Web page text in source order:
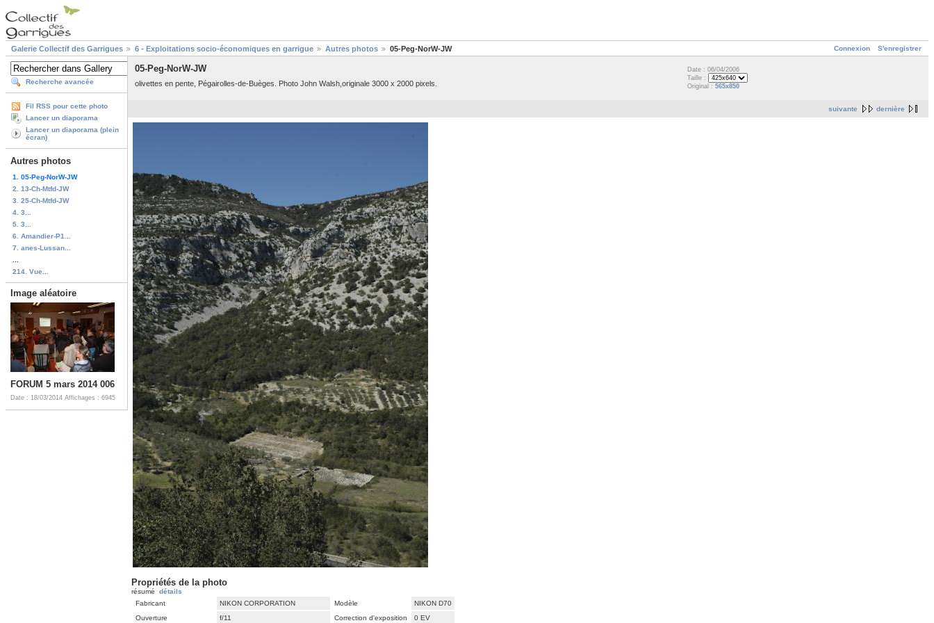
Connexion S'enregistrer
Galerie Collectif des Garrigues 6 - Exploitations socio-économiques en garrigue Autres photos 05-Peg-NorW-JW
Recherche avancée
Fil RSS pour cette photo
Lancer un diaporama
Lancer un diaporama (plein
écran)
Autres photos
1. 05-Peg-NorW-JW
2. 13-Ch-Mtfd-JW
3. 25-Ch-Mtfd-JW
4. 3...
5. 3...
6. Amandier-P1...
7. anes-Lussan...
214. Vue...
Image aléatoire
FORUM 5 mars 2014 006
Date : 18/03/2014 Affichages : 6945
05-Peg-NorW-JW
olivettes en pente, Pégairolles-de-Buèges. Photo John Walsh,originale 3000 x 2000 pixels.
Date : 06/04/2006
Taille :
Original : 565x850
suivante dernière
Propriétés de la photo
résumé détails
Fabricant
NIKON CORPORATION Modèle
NIKON D70
Ouverture
f/11 Correction d'exposition 0 EV